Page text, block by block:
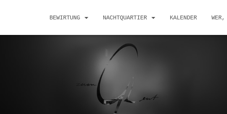
BEWIRTUNG NACHTQUARTIER KALENDER